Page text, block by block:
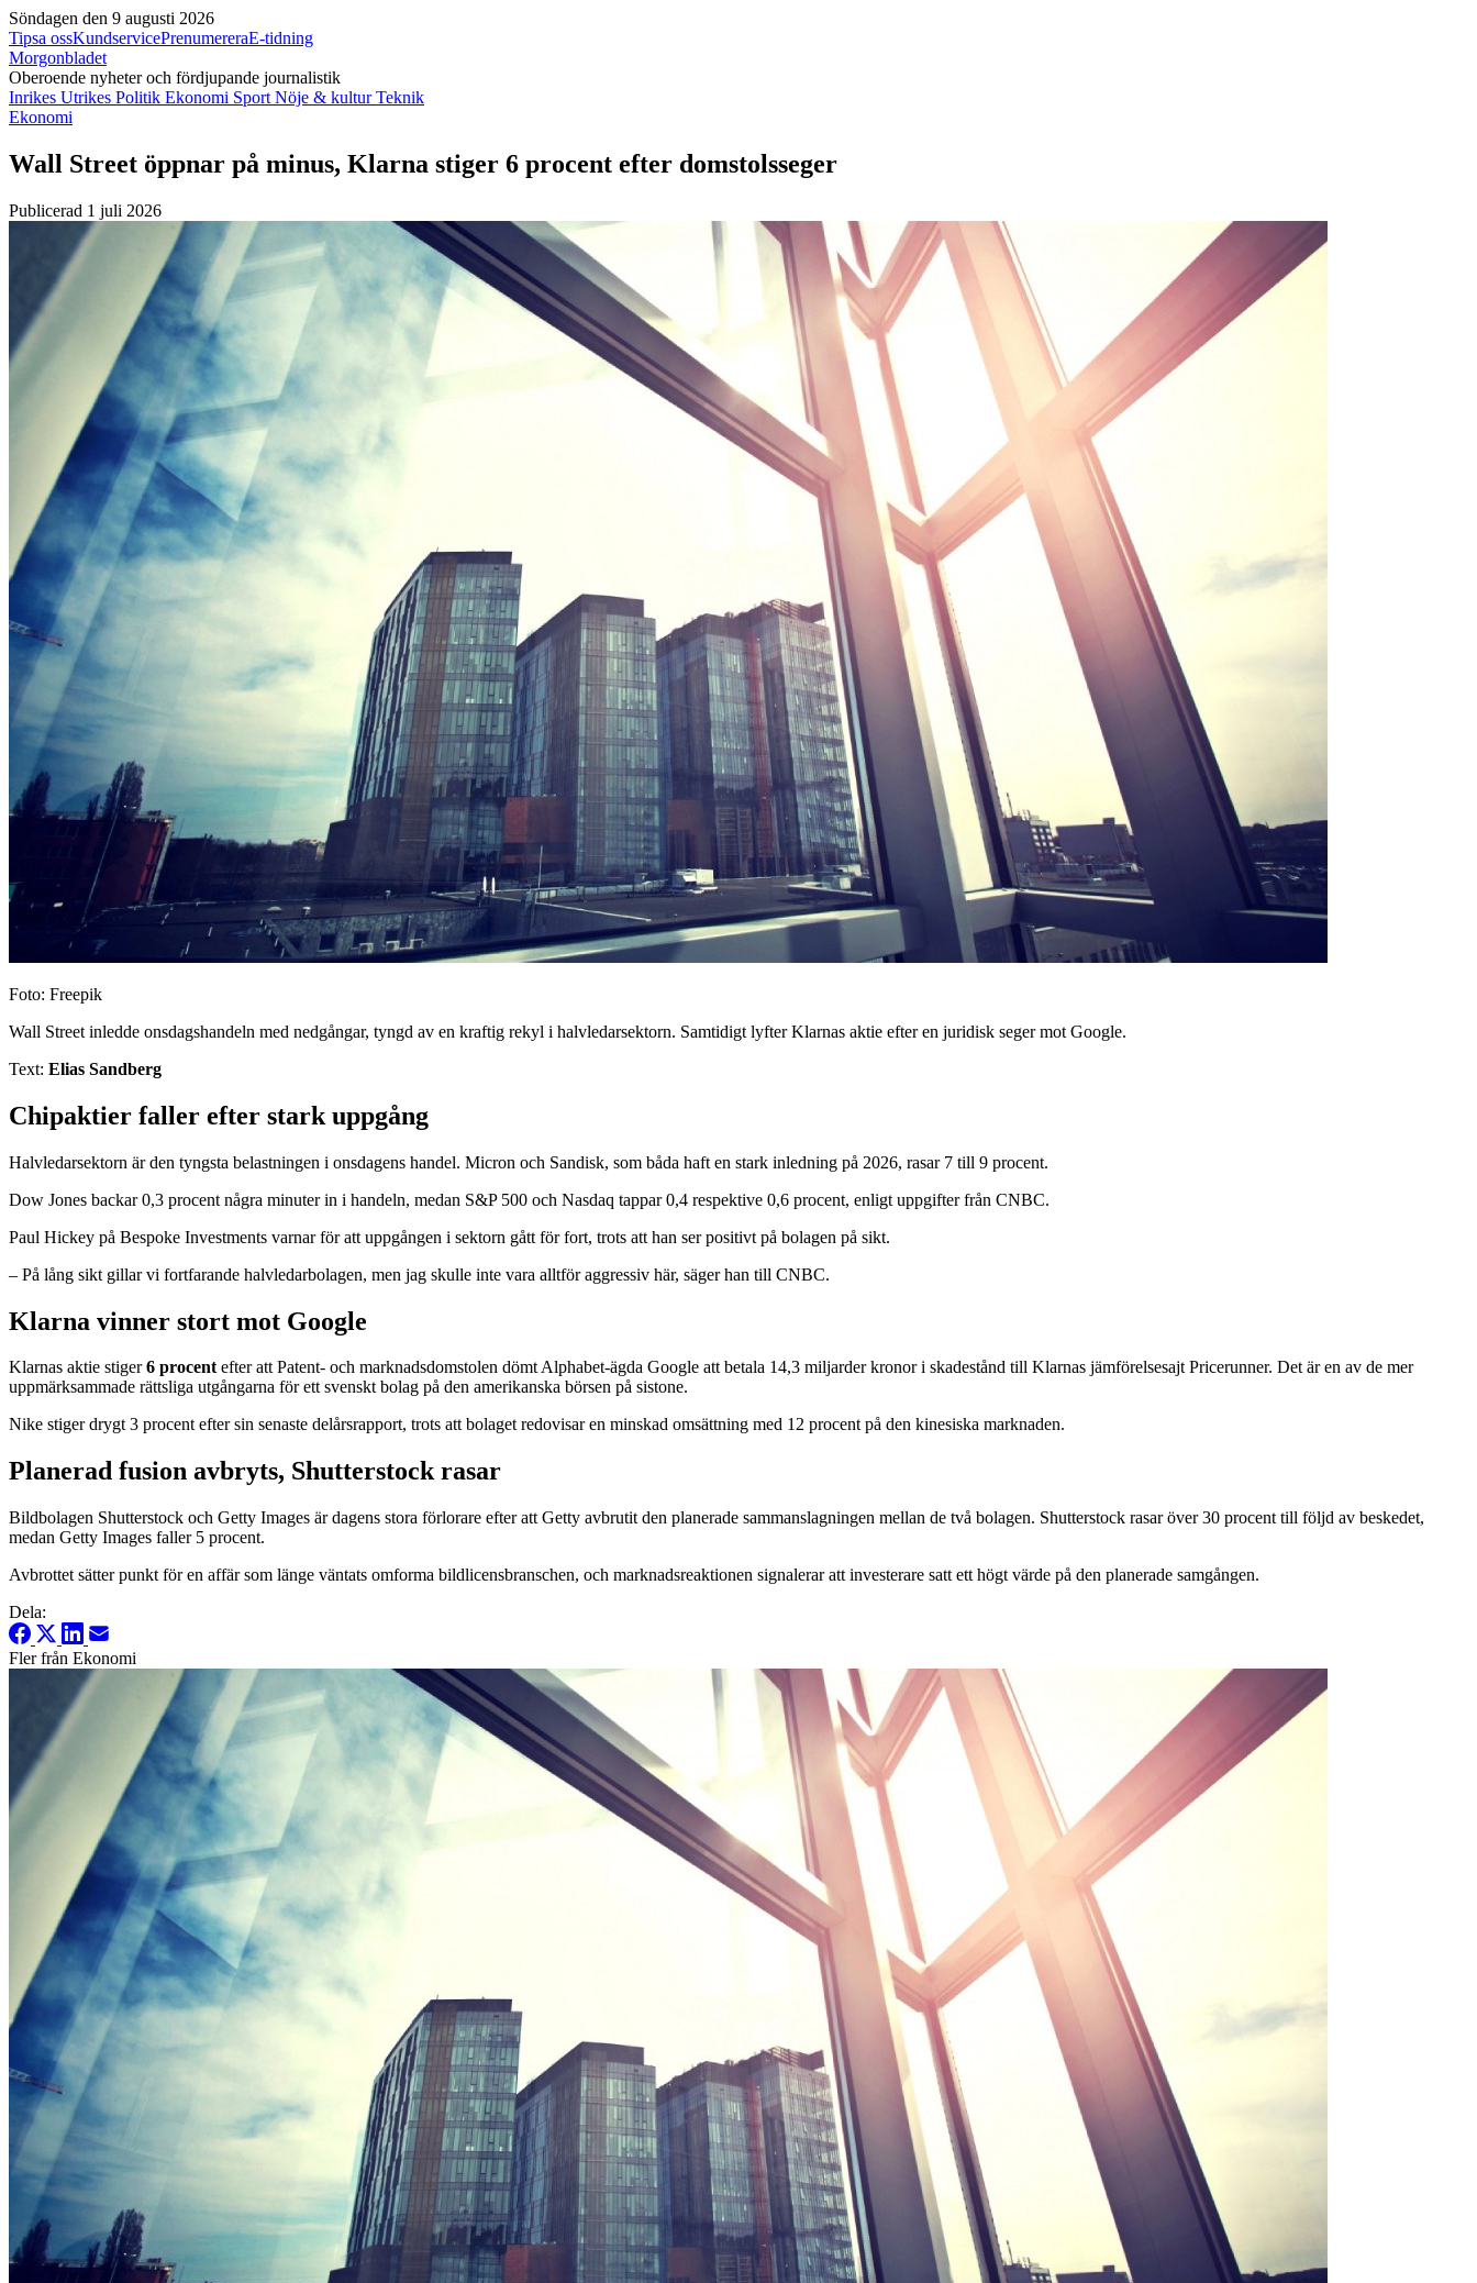
Söndagen den 9 augusti 2026
Tipsa ossKundservicePrenumereraE-tidning
Morgonbladet
Oberoende nyheter och fördjupande journalistik
Inrikes Utrikes Politik Ekonomi Sport Nöje & kulturTeknik
Ekonomi
Wall Street öppnar på minus, Klarna stiger 6 procent efter domstolsseger
Publicerad 1 juli 2026
Foto: Freepik
Wall Street inledde onsdagshandeln med nedgångar, tyngd av en kraftig rekyl i halvledarsektorn. Samtidigt lyfter Klarnas aktie efter en juridisk seger mot Google.
Text: Elias Sandberg
Chipaktier faller efter stark uppgång
Halvledarsektorn är den tyngsta belastningen i onsdagens handel. Micron och Sandisk, som båda haft en stark inledning på 2026, rasar 7 till 9 procent.
Dow Jones backar 0,3 procent några minuter in i handeln, medan S&P 500 och Nasdaq tappar 0,4 respektive 0,6 procent, enligt uppgifter från CNBC.
Paul Hickey på Bespoke Investments varnar för att uppgången i sektorn gått för fort, trots att han ser positivt på bolagen på sikt.
– På lång sikt gillar vi fortfarande halvledarbolagen, men jag skulle inte vara alltför aggressiv här, säger han till CNBC.
Klarna vinner stort mot Google
Klarnas aktie stiger6 procentefter att Patent- och marknadsdomstolen dömt Alphabet-ägda Google att betala 14,3 miljarder kronor i skadestånd till Klarnas jämförelsesajt Pricerunner. Det är en av de mer
uppmärksammade rättsliga utgångarna för ett svenskt bolag på den amerikanska börsen på sistone.
Nike stiger drygt 3 procent efter sin senaste delårsrapport, trots att bolaget redovisar en minskad omsättning med 12 procent på den kinesiska marknaden.
Planerad fusion avbryts, Shutterstock rasar
Bildbolagen Shutterstock och Getty Images är dagens stora förlorare efter att Getty avbrutit den planerade sammanslagningen mellan de två bolagen. Shutterstock rasar över 30 procent till följd av beskedet,
medan Getty Images faller 5 procent.
Avbrottet sätter punkt för en affär som länge väntats omforma bildlicensbranschen, och marknadsreaktionen signalerar att investerare satt ett högt värde på den planerade samgången.
Dela:
Fler från Ekonomi